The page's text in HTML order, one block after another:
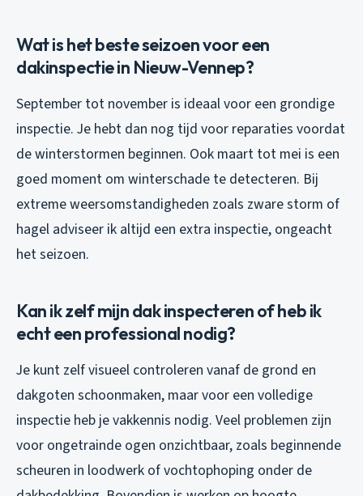
Wat is het beste seizoen voor een
dakinspectie in Nieuw-Vennep?
September tot november is ideaal voor een grondige
inspectie. Je hebt dan nog tijd voor reparaties voordat
de winterstormen beginnen. Ook maart tot mei is een
goed moment om winterschade te detecteren. Bij
extreme weersomstandigheden zoals zware storm of
hagel adviseer ik altijd een extra inspectie, ongeacht
het seizoen.
Kan ik zelf mijn dak inspecteren of heb ik
echt een professional nodig?
Je kunt zelf visueel controleren vanaf de grond en
dakgoten schoonmaken, maar voor een volledige
inspectie heb je vakkennis nodig. Veel problemen zijn
voor ongetrainde ogen onzichtbaar, zoals beginnende
scheuren in loodwerk of vochtophoping onder de